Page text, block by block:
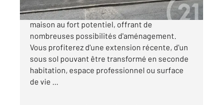
Laissez libre cours a vos envies avec cette
maison au fort potentiel, offrant de
nombreuses possibilités d'aménagement.
Vous profiterez d'une extension récente, d'un
sous sol pouvant être transformé en seconde
habitation, espace professionnel ou surface
de vie ...